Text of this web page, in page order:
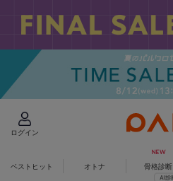
ログイン
ベストヒット オトナ 骨格診断